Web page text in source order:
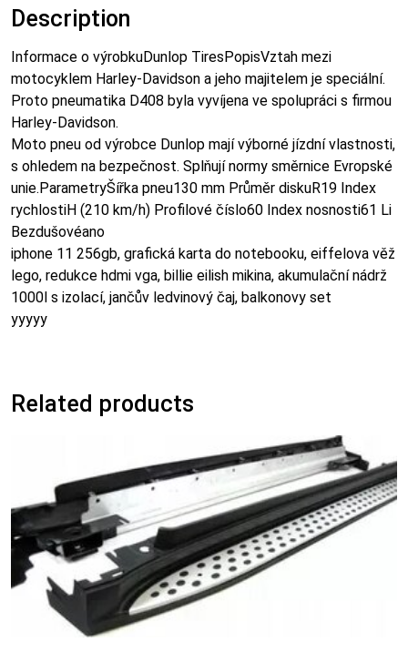
Description
Informace o výrobkuDunlop TiresPopisVztah mezi
motocyklem Harley-Davidson a jeho majitelem je speciální.
Proto pneumatika D408 byla vyvíjena ve spolupráci s firmou
Harley-Davidson.
Moto pneu od výrobce Dunlop mají výborné jízdní vlastnosti,
s ohledem na bezpečnost. Splňují normy směrnice Evropské
unie.ParametryŠířka pneu130 mm Průměr diskuR19 Index
rychlostiH (210 km/h) Profilové číslo60 Index nosnosti61 Li
Bezdušovéano
iphone 11 256gb, grafická karta do notebooku, eiffelova věž
lego, redukce hdmi vga, billie eilish mikina, akumulační nádrž
1000l s izolací, jančův ledvinový čaj, balkonovy set
yyyyy
Related products